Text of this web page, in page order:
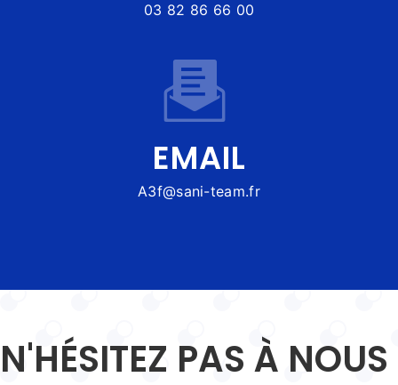
03 82 86 66 00
EMAIL
a3f@sani-team.fr
N'HÉSITEZ PAS À NOUS